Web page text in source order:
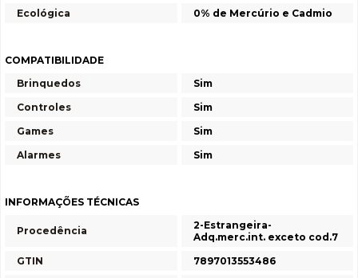
Ecológica
0% de Mercúrio e Cadmio
COMPATIBILIDADE
Brinquedos
Sim
Controles
Sim
Games
Sim
Alarmes
Sim
INFORMAÇÕES TÉCNICAS
Procedência
2-Estrangeira-
Adq.merc.int. exceto cod.7
GTIN
7897013553486